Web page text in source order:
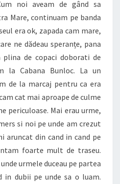
noi aveam de gând sa
Mare, continuam pe banda
era ok, zapada cam mare,
ne dădeau speranțe, pana
de copaci doborati de
la Cabana Bunloc. La un
de la marcaj pentru ca era
cat mai aproape de culme
periculoase. Mai erau urme,
si noi pe unde am crezut
aruncat din cand in cand pe
foarte mult de traseu.
urmele duceau pe partea
in dubii pe unde sa o luam.